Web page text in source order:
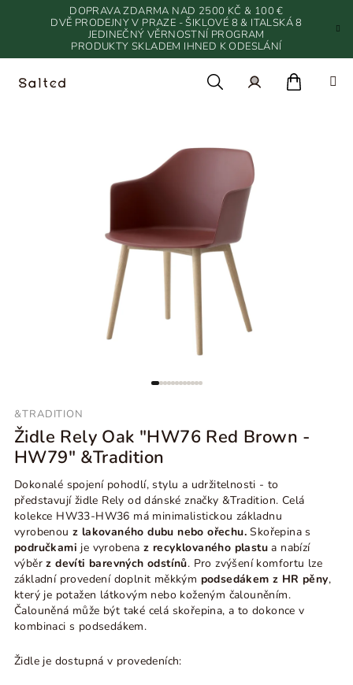
DOPRAVA ZDARMA NAD 2500 KČ & 100 €
DVĚ PRODEJNY V PRAZE - ŠIKLOVÉ 8 & ITALSKÁ 8
JEDINEČNÝ VĚRNOSTNÍ PROGRAM
PRODUKTY SKLADEM IHNED K ODESLÁNÍ
&TRADITION
Židle Rely Oak "HW76 Red Brown -
HW79" &Tradition
Dokonalé spojení pohodlí, stylu a udržitelnosti - to
představují židle Rely od dánské značky &Tradition. Celá
kolekce HW33-HW36 má minimalistickou základnu
vyrobenouz lakovaného dubu nebo ořechu. Skořepina s
područkami je vyrobenaz recyklovaného plastu a nabízí
výběrz devíti barevných odstínů. Pro zvýšení komfortu lze
základní provedení doplnit měkkým podsedákem z HR pěny,
který je potažen látkovým nebo koženým čalouněním.
Čalouněná může být také celá skořepina, a to dokonce v
kombinaci s podsedákem.
Židle je dostupná v provedeních: